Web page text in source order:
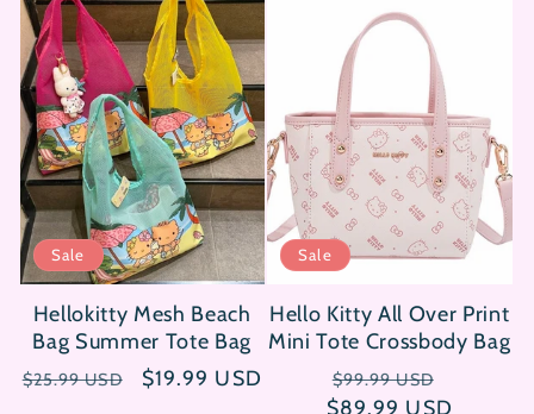
Sale
Hellokitty Mesh Beach
Bag Summer Tote Bag
Normaler
$25.99 USD Verkaufspreis
$19.99 USD
Sale
Hello Kitty All Over Print
Mini Tote Crossbody Bag
Normaler
Preis
$99.99 USD
$89.99 USD